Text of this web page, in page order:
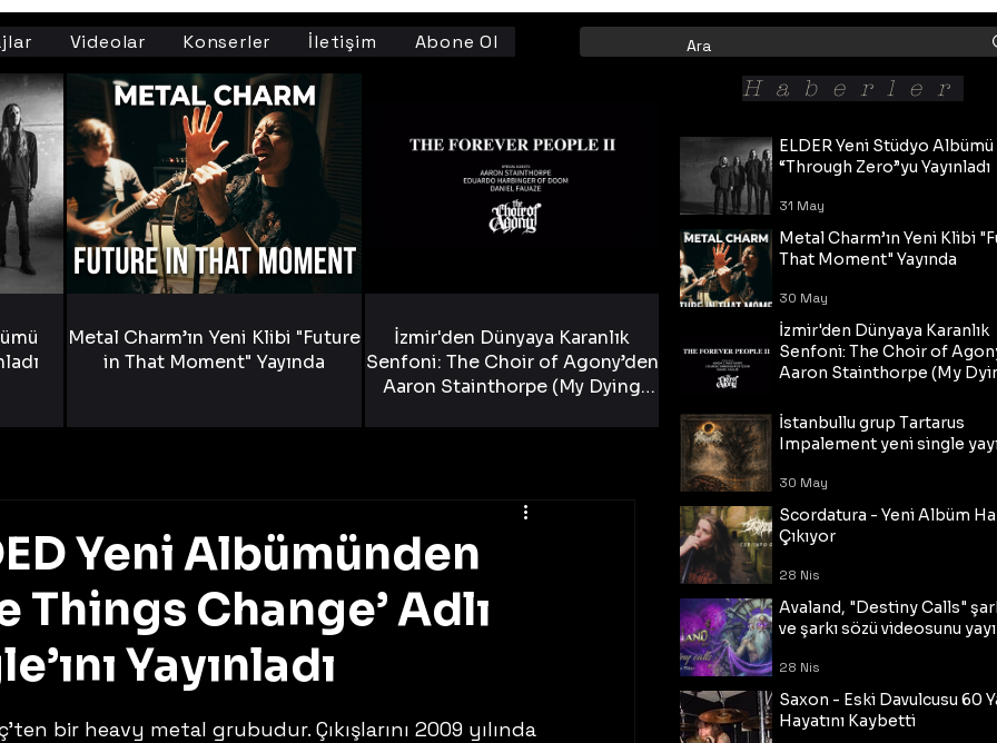
Videolar Konserler İletişim Abone Ol
Yeni Albümünden
Things Change’ Adlı
Yayınladı
bir heavy metal grubudur. Çıkışlarını 2009 yılında
Metal Charm’ın Yeni Klibi "Future
in That Moment" Yayında
İzmir'den Dünyaya Karanlık
Senfoni: The Choir of Agony’den
Aaron Stainthorpe (My Dying
ELDER Yeni Stüdyo Albümü
“Through Zero”yu Yayınladı
31 May
Metal Charm’ın Yeni Klibi
That Moment" Yayında
30 May
İzmir'den Dünyaya Karanlık
Senfoni: The Choir of
Aaron Stainthorpe (My
Tekli!
30 May
İstanbullu grup Tartarus
Impalement yeni single
30 May
Scordatura - Yeni Albüm
Çıkıyor
28 Nis
Avaland, "Destiny Calls"
ve şarkı sözü videosunu
28 Nis
Saxon - Eski Davulcusu 60
Hayatını Kaybetti
Haberler